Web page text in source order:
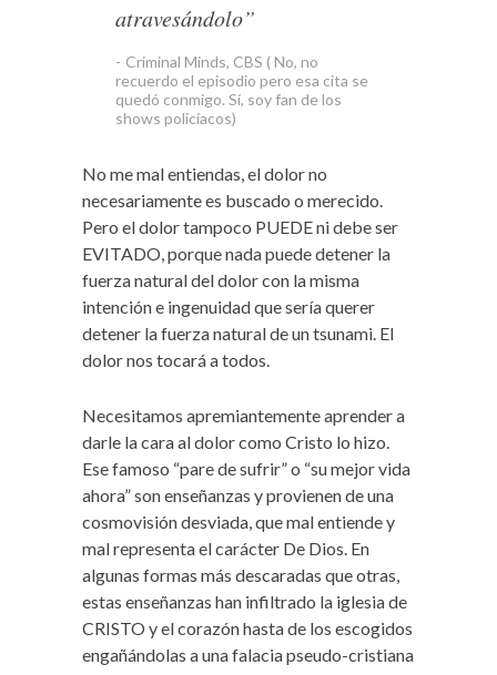
atravesándolo”
Criminal Minds, CBS ( No, no
recuerdo el episodio pero esa cita se
quedó conmigo. Sí, soy fan de los
shows policíacos)
No me mal entiendas, el dolor no
necesariamente es buscado o merecido.
Pero el dolor tampoco PUEDE ni debe ser
EVITADO, porque nada puede detener la
fuerza natural del dolor con la misma
intención e ingenuidad que sería querer
detener la fuerza natural de un tsunami. El
dolor nos tocará a todos.
Necesitamos apremiantemente aprender a
darle la cara al dolor como Cristo lo hizo.
Ese famoso “pare de sufrir” o “su mejor vida
ahora” son enseñanzas y provienen de una
cosmovisión desviada, que mal entiende y
mal representa el carácter De Dios. En
algunas formas más descaradas que otras,
estas enseñanzas han infiltrado la iglesia de
CRISTO y el corazón hasta de los escogidos
engañándolas a una falacia pseudo-cristiana